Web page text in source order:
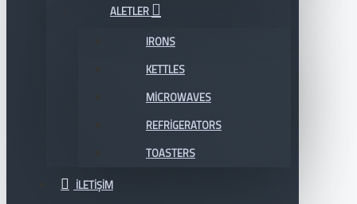
ALETLER
IRONS
KETTLES
MICROWAVES
REFRIGERATORS
TOASTERS
İLETIŞIM